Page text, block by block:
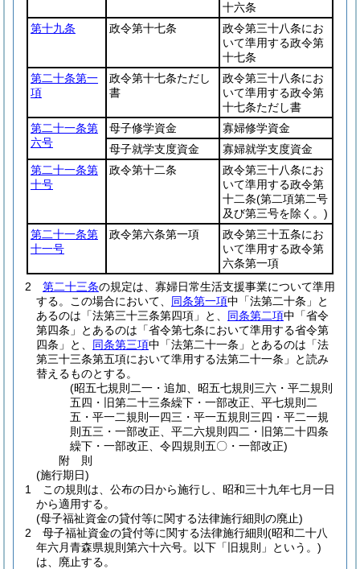
十六条
第十九条
政令第十七条
政令第三十八条にお
いて準用する政令第
十七条
第二十条第一
項
政令第十七条ただし
書
政令第三十八条にお
いて準用する政令第
十七条ただし書
第二十一条第
六号
母子修学資金
寡婦修学資金
母子就学支度資金
寡婦就学支度資金
第二十一条第
十号
政令第十二条
政令第三十八条にお
いて準用する政令第
十二条(第二項第二号
及び第三号を除く。)
第二十一条第
十一号
政令第六条第一項
政令第三十五条にお
いて準用する政令第
六条第一項
2
第二十三条の規定は、寡婦日常生活支援事業について準用
する。
この場合において、 同条第一項中「法第二十条」と
あるのは「法第三十三条第四項」と、 同条第二項中「省令
第四条」とあるのは「省令第七条において準用する省令第
四条」と、 同条第三項中「法第二十一条」とあるのは「法
第三十三条第五項において準用する法第二十一条」と読み
替えるものとする。
(昭五七規則二一・追加、昭五七規則三六・平二規則
五四・旧第二十三条繰下・一部改正、平七規則二
五・平一二規則一四三・平一五規則三四・平二一規
則五三・一部改正、平二六規則四二・旧第二十四条
繰下・一部改正、令四規則五〇・一部改正)
附 則
(施行期日)
1
この規則は、公布の日から施行し、昭和三十九年七月一日
から適用する。
(母子福祉資金の貸付等に関する法律施行細則の廃止)
2
母子福祉資金の貸付等に関する法律施行細則 (昭和二十八
年六月青森県規則第六十六号。以下「旧規則」という。)
は、廃止する。